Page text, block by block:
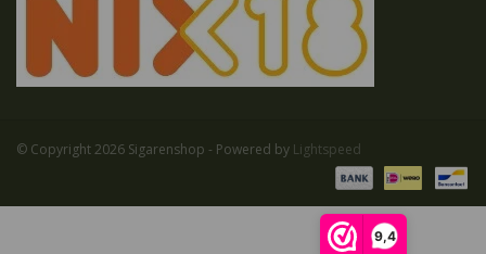
9,4
© Copyright 2026 Sigarenshop - Powered by Lightspeed